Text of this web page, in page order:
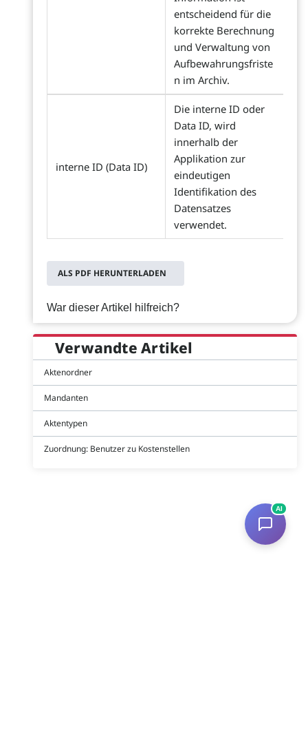
entscheidend für die
korrekte Berechnung
und Verwaltung von
Aufbewahrungsfriste
n im Archiv.
interne ID (Data ID)
Die interne ID oder
Data ID, wird
innerhalb der
Applikation zur
eindeutigen
Identifikation des
Datensatzes
verwendet.
ALS PDF HERUNTERLADEN
War dieser Artikel hilfreich?
Verwandte Artikel
Aktenordner
Mandanten
Aktentypen
Zuordnung: Benutzer zu Kostenstellen
AI